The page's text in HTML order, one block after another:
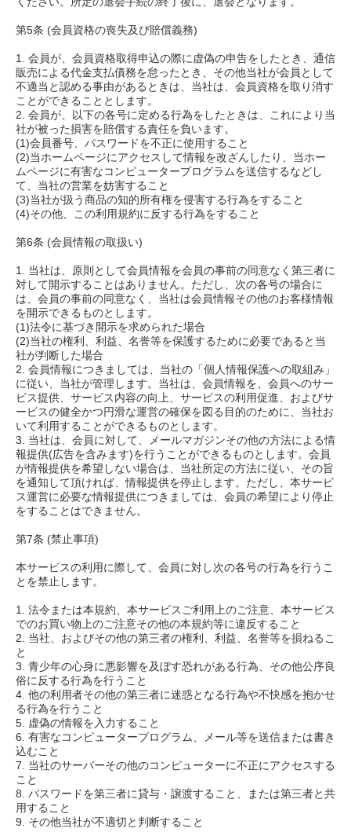
第5条 (会員資格の喪失及び賠償義務)
1. 会員が、会員資格取得申込の際に虚偽の申告をしたとき、通信
販売による代金支払債務を怠ったとき、その他当社が会員として
不適当と認める事由があるときは、当社は、会員資格を取り消す
ことができることとします。
2. 会員が、以下の各号に定める行為をしたときは、これにより当
社が被った損害を賠償する責任を負います。
(1)会員番号、パスワードを不正に使用すること
(2)当ホームページにアクセスして情報を改ざんしたり、当ホー
ムページに有害なコンピュータープログラムを送信するなどし
て、当社の営業を妨害すること
(3)当社が扱う商品の知的所有権を侵害する行為をすること
(4)その他、この利用規約に反する行為をすること
第6条 (会員情報の取扱い)
1. 当社は、原則として会員情報を会員の事前の同意なく第三者に
対して開示することはありません。ただし、次の各号の場合に
は、会員の事前の同意なく、当社は会員情報その他のお客様情報
を開示できるものとします。
(1)法令に基づき開示を求められた場合
(2)当社の権利、利益、名誉等を保護するために必要であると当
社が判断した場合
2. 会員情報につきましては、当社の「個人情報保護への取組み」
に従い、当社が管理します。当社は、会員情報を、会員へのサー
ビス提供、サービス内容の向上、サービスの利用促進、およびサ
ービスの健全かつ円滑な運営の確保を図る目的のために、当社お
いて利用することができるものとします。
3. 当社は、会員に対して、メールマガジンその他の方法による情
報提供(広告を含みます)を行うことができるものとします。会員
が情報提供を希望しない場合は、当社所定の方法に従い、その旨
を通知して頂ければ、情報提供を停止します。ただし、本サービ
ス運営に必要な情報提供につきましては、会員の希望により停止
をすることはできません。
第7条 (禁止事項)
本サービスの利用に際して、会員に対し次の各号の行為を行うこ
とを禁止します。
1. 法令または本規約、本サービスご利用上のご注意、本サービス
でのお買い物上のご注意その他の本規約等に違反すること
2. 当社、およびその他の第三者の権利、利益、名誉等を損ねるこ
と
3. 青少年の心身に悪影響を及ぼす恐れがある行為、その他公序良
俗に反する行為を行うこと
4. 他の利用者その他の第三者に迷惑となる行為や不快感を抱かせ
る行為を行うこと
5. 虚偽の情報を入力すること
6. 有害なコンピュータープログラム、メール等を送信または書き
込むこと
7. 当社のサーバーその他のコンピューターに不正にアクセスする
こと
8. パスワードを第三者に貸与・譲渡すること、または第三者と共
用すること
9. その他当社が不適切と判断すること